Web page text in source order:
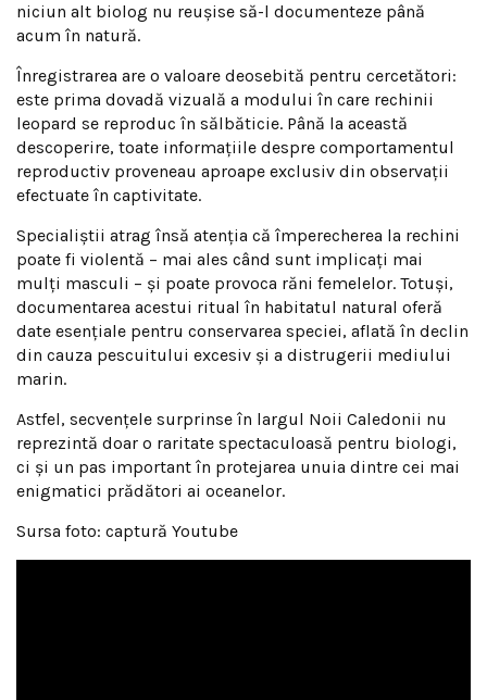
niciun alt biolog nu reușise să-l documenteze până
acum în natură.
Înregistrarea are o valoare deosebită pentru cercetători:
este prima dovadă vizuală a modului în care rechinii
leopard se reproduc în sălbăticie. Până la această
descoperire, toate informațiile despre comportamentul
reproductiv proveneau aproape exclusiv din observații
efectuate în captivitate.
Specialiștii atrag însă atenția că împerecherea la rechini
poate fi violentă – mai ales când sunt implicați mai
mulți masculi – și poate provoca răni femelelor. Totuși,
documentarea acestui ritual în habitatul natural oferă
date esențiale pentru conservarea speciei, aflată în declin
din cauza pescuitului excesiv și a distrugerii mediului
marin.
Astfel, secvențele surprinse în largul Noii Caledonii nu
reprezintă doar o raritate spectaculoasă pentru biologi,
ci și un pas important în protejarea unuia dintre cei mai
enigmatici prădători ai oceanelor.
Sursa foto: captură Youtube